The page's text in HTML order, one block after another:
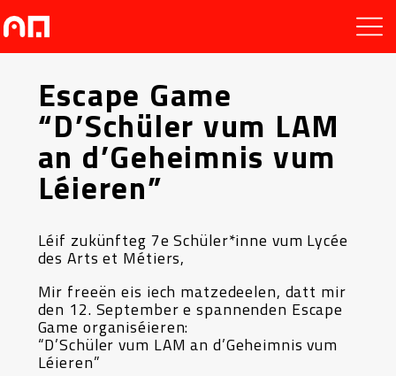
Escape Game
“D’Schüler vum LAM
an d’Geheimnis vum
Léieren”
Léif zukünfteg 7e Schüler*inne vum Lycée
des Arts et Métiers,
Mir freeën eis iech matzedeelen, datt mir
den 12. September e spannenden Escape
Game organiséieren:
“D’Schüler vum LAM an d’Geheimnis vum
Léieren”